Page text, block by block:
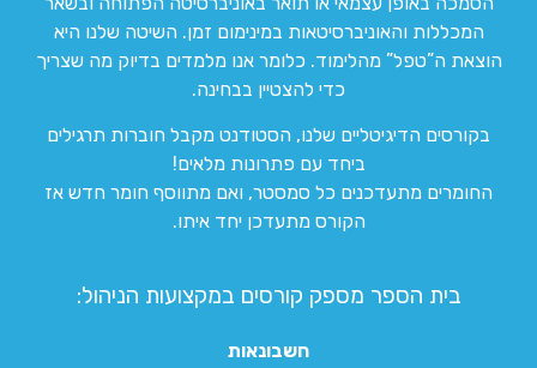
המכללות והאוניברסיטאות במינימום זמן. השיטה שלנו היא
הוצאת ה”טפל” מהלימוד. כלומר אנו מלמדים בדיוק מה שצריך
כדי להצטיין בבחינה.
בקורסים הדיגיטליים שלנו, הסטודנט מקבל חוברות תרגילים
ביחד עם פתרונות מלאים!
החומרים מתעדכנים כל סמסטר, ואם מתווסף חומר חדש אז
הקורס מתעדכן יחד איתו.
בית הספר מספק קורסים במקצועות הניהול:
חשבונאות